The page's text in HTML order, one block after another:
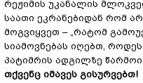
რეჟიმის უკანალის
საათი ეკრანებიდან რომ
მოგვიყვეთ – „რატომ
სიამოვნებას იღებთ,
პატიმრის ადგილზე
თქვენც იმავეს გისურვებთ!